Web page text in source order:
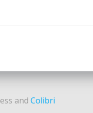
and Colibri